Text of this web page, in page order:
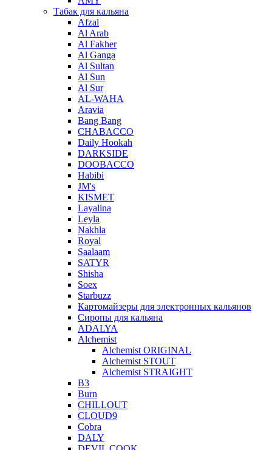
Табак для кальяна
Afzal
Al Arab
Al Fakher
Al Ganga
Al Sultan
Al Sun
Al Sur
AL-WAHA
Aravia
Bang Bang
CHABACCO
Daily Hookah
DARKSIDE
DOOBACCO
Habibi
JM's
KISMET
Layalina
Leyla
Nakhla
Royal
Saalaam
SATYR
Shisha
Soex
Starbuzz
Картомайзеры для электронных кальянов
Сиропы для кальяна
ADALYA
Alchemist
Alchemist ORIGINAL
Alchemist STOUT
Alchemist STRAIGHT
B3
Burn
CHILLOUT
CLOUD9
Cobra
DALY